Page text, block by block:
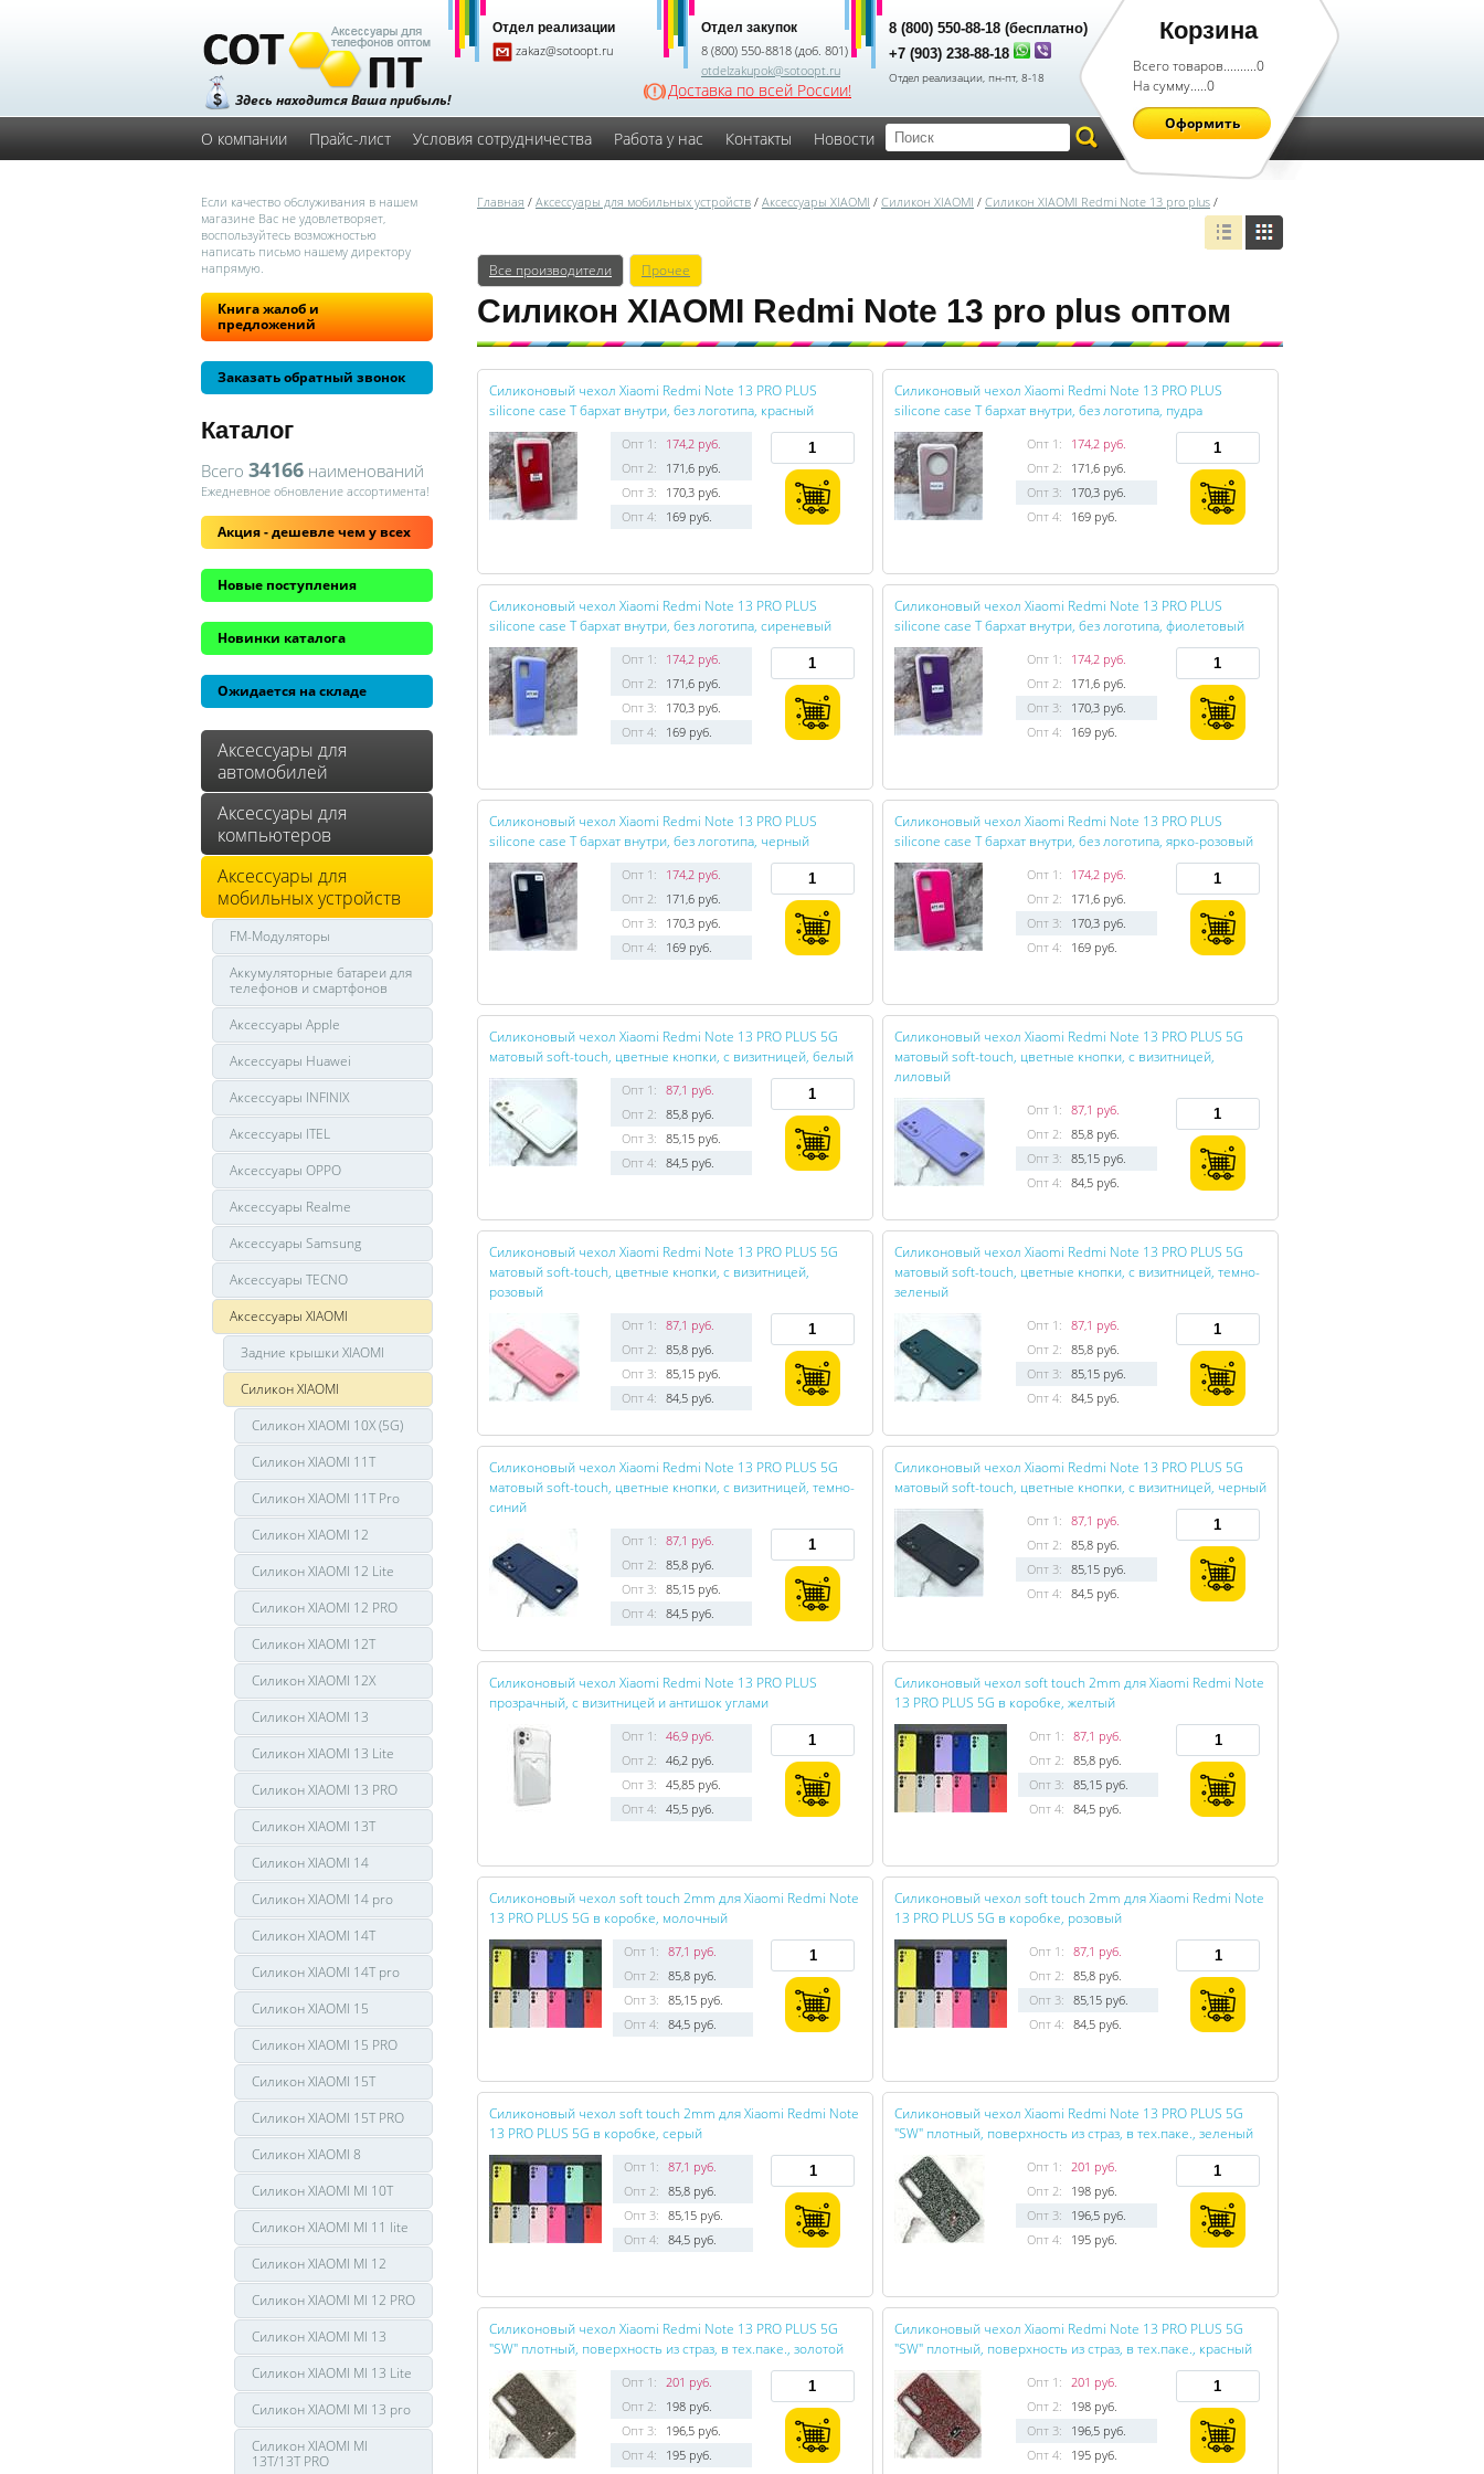
Здесь находится Ваша прибыль!
Отдел реализации
zakaz@sotoopt.ru
Отдел закупок
8 (800) 550-8818 (доб. 801)
otdelzakupok@sotoopt.ru
Доставка по всей России!
8 (800) 550-88-18 (бесплатно)
+7 (903) 238-88-18
Отдел реализации, пн-пт, 8-18
Корзина
Всего товаров..........0
На сумму.....0
Оформить
О компании Прайс-лист Условия сотрудничества Работа у нас Контакты Новости
Если качество обслуживания в нашем
магазине Вас не удовлетворяет,
воспользуйтесь возможностью
написать письмо нашему директору
напрямую.
Книга жалоб и
предложений
Заказать обратный звонок
Каталог
Всего 34166 наименований
Ежедневное обновление ассортимента!
Акция - дешевле чем у всех
Новые поступления
Новинки каталога
Ожидается на складе
Аксессуары для
автомобилей
Аксессуары для
компьютеров
Аксессуары для
мобильных устройств
FM-Модуляторы
Аккумуляторные батареи для
телефонов и смартфонов
Аксессуары Apple
Аксессуары Huawei
Аксессуары INFINIX
Аксессуары ITEL
Аксессуары OPPO
Аксессуары Realme
Аксессуары Samsung
Аксессуары TECNO
Аксессуары XIAOMI
Задние крышки XIAOMI
Силикон XIAOMI
Силикон XIAOMI 10X (5G)
Силикон XIAOMI 11T
Силикон XIAOMI 11T Pro
Силикон XIAOMI 12
Силикон XIAOMI 12 Lite
Силикон XIAOMI 12 PRO
Силикон XIAOMI 12T
Силикон XIAOMI 12X
Силикон XIAOMI 13
Силикон XIAOMI 13 Lite
Силикон XIAOMI 13 PRO
Силикон XIAOMI 13T
Силикон XIAOMI 14
Силикон XIAOMI 14 pro
Силикон XIAOMI 14T
Силикон XIAOMI 14T pro
Силикон XIAOMI 15
Силикон XIAOMI 15 PRO
Силикон XIAOMI 15T
Силикон XIAOMI 15T PRO
Силикон XIAOMI 8
Силикон XIAOMI MI 10T
Силикон XIAOMI MI 11 lite
Силикон XIAOMI MI 12
Силикон XIAOMI MI 12 PRO
Силикон XIAOMI MI 13
Силикон XIAOMI MI 13 Lite
Силикон XIAOMI MI 13 pro
Силикон XIAOMI MI
13T/13T PRO
Главная / Аксессуары для мобильных устройств / Аксессуары XIAOMI / Силикон XIAOMI / Силикон XIAOMI Redmi Note 13 pro plus /
Все производители Прочее
Силикон XIAOMI Redmi Note 13 pro plus оптом
Силиконовый чехол Xiaomi Redmi Note 13 PRO PLUS
silicone case T бархат внутри, без логотипа, красный
Опт 1:
174,2 руб.
Опт 2:
171,6 руб.
Опт 3:
170,3 руб.
Опт 4:
169 руб.
Силиконовый чехол Xiaomi Redmi Note 13 PRO PLUS
silicone case T бархат внутри, без логотипа, пудра
Опт 1:
174,2 руб.
Опт 2:
171,6 руб.
Опт 3:
170,3 руб.
Опт 4:
169 руб.
Силиконовый чехол Xiaomi Redmi Note 13 PRO PLUS
silicone case T бархат внутри, без логотипа, сиреневый
Опт 1:
174,2 руб.
Опт 2:
171,6 руб.
Опт 3:
170,3 руб.
Опт 4:
169 руб.
Силиконовый чехол Xiaomi Redmi Note 13 PRO PLUS
silicone case T бархат внутри, без логотипа, фиолетовый
Опт 1:
174,2 руб.
Опт 2:
171,6 руб.
Опт 3:
170,3 руб.
Опт 4:
169 руб.
Силиконовый чехол Xiaomi Redmi Note 13 PRO PLUS
silicone case T бархат внутри, без логотипа, черный
Опт 1:
174,2 руб.
Опт 2:
171,6 руб.
Опт 3:
170,3 руб.
Опт 4:
169 руб.
Силиконовый чехол Xiaomi Redmi Note 13 PRO PLUS
silicone case T бархат внутри, без логотипа, ярко-розовый
Опт 1:
174,2 руб.
Опт 2:
171,6 руб.
Опт 3:
170,3 руб.
Опт 4:
169 руб.
Силиконовый чехол Xiaomi Redmi Note 13 PRO PLUS 5G
матовый soft-touch, цветные кнопки, с визитницей, белый
Опт 1: 87,1 руб.
Опт 2: 85,8 руб.
Опт 3: 85,15 руб.
Опт 4: 84,5 руб.
Силиконовый чехол Xiaomi Redmi Note 13 PRO PLUS 5G
матовый soft-touch, цветные кнопки, с визитницей,
лиловый
Опт 1: 87,1 руб.
Опт 2: 85,8 руб.
Опт 3: 85,15 руб.
Опт 4: 84,5 руб.
Силиконовый чехол Xiaomi Redmi Note 13 PRO PLUS 5G
матовый soft-touch, цветные кнопки, с визитницей,
розовый
Опт 1: 87,1 руб.
Опт 2: 85,8 руб.
Опт 3: 85,15 руб.
Опт 4: 84,5 руб.
Силиконовый чехол Xiaomi Redmi Note 13 PRO PLUS 5G
матовый soft-touch, цветные кнопки, с визитницей, темно-
зеленый
Опт 1: 87,1 руб.
Опт 2: 85,8 руб.
Опт 3: 85,15 руб.
Опт 4: 84,5 руб.
Силиконовый чехол Xiaomi Redmi Note 13 PRO PLUS 5G
матовый soft-touch, цветные кнопки, с визитницей, темно-
синий
Опт 1: 87,1 руб.
Опт 2: 85,8 руб.
Опт 3: 85,15 руб.
Опт 4: 84,5 руб.
Силиконовый чехол Xiaomi Redmi Note 13 PRO PLUS 5G
матовый soft-touch, цветные кнопки, с визитницей, черный
Опт 1: 87,1 руб.
Опт 2: 85,8 руб.
Опт 3: 85,15 руб.
Опт 4: 84,5 руб.
Силиконовый чехол Xiaomi Redmi Note 13 PRO PLUS
прозрачный, с визитницей и антишок углами
Опт 1: 46,9 руб.
Опт 2: 46,2 руб.
Опт 3: 45,85 руб.
Опт 4: 45,5 руб.
Силиконовый чехол soft touch 2mm для Xiaomi Redmi Note
13 PRO PLUS 5G в коробке, желтый
Опт 1: 87,1 руб.
Опт 2: 85,8 руб.
Опт 3: 85,15 руб.
Опт 4: 84,5 руб.
Силиконовый чехол soft touch 2mm для Xiaomi Redmi Note
13 PRO PLUS 5G в коробке, молочный
Опт 1: 87,1 руб.
Опт 2: 85,8 руб.
Опт 3: 85,15 руб.
Опт 4: 84,5 руб.
Силиконовый чехол soft touch 2mm для Xiaomi Redmi Note
13 PRO PLUS 5G в коробке, розовый
Опт 1: 87,1 руб.
Опт 2: 85,8 руб.
Опт 3: 85,15 руб.
Опт 4: 84,5 руб.
Силиконовый чехол soft touch 2mm для Xiaomi Redmi Note
13 PRO PLUS 5G в коробке, серый
Опт 1: 87,1 руб.
Опт 2: 85,8 руб.
Опт 3: 85,15 руб.
Опт 4: 84,5 руб.
Силиконовый чехол Xiaomi Redmi Note 13 PRO PLUS 5G
"SW" плотный, поверхность из страз, в тех.паке., зеленый
Опт 1: 201 руб.
Опт 2:
198 руб.
Опт 3:
196,5 руб.
Опт 4:
195 руб.
Силиконовый чехол Xiaomi Redmi Note 13 PRO PLUS 5G
"SW" плотный, поверхность из страз, в тех.паке., золотой
Опт 1: 201 руб.
Опт 2:
198 руб.
Опт 3:
196,5 руб.
Опт 4:
195 руб.
Силиконовый чехол Xiaomi Redmi Note 13 PRO PLUS 5G
"SW" плотный, поверхность из страз, в тех.паке., красный
Опт 1: 201 руб.
Опт 2:
198 руб.
Опт 3:
196,5 руб.
Опт 4:
195 руб.